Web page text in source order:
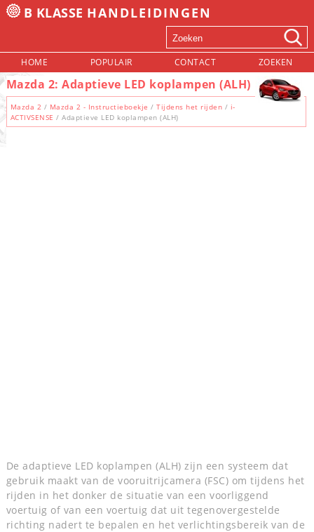
B KLASSE HANDLEIDINGEN
HOME POPULAIR CONTACT ZOEKEN
Mazda 2: Adaptieve LED koplampen (ALH)
Mazda 2 / Mazda 2 - Instructieboekje /Tijdens het rijden / i-
ACTIVSENSE / Adaptieve LED koplampen (ALH)
De adaptieve LED koplampen (ALH) zijn een systeem dat
gebruik maakt van de vooruitrijcamera (FSC) om tijdens het
rijden in het donker de situatie van een voorliggend
voertuig of van een voertuig dat uit tegenovergestelde
richting nadert te bepalen en het verlichtingsbereik van de